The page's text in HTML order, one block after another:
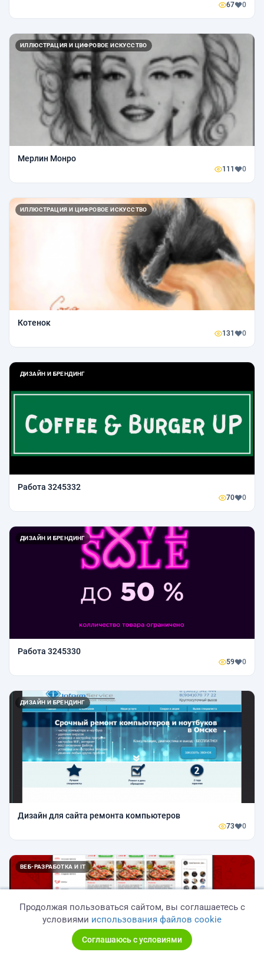
67 0
ИЛЛЮСТРАЦИЯ И ЦИФРОВОЕ ИСКУССТВО
Мерлин Монро
111 0
ИЛЛЮСТРАЦИЯ И ЦИФРОВОЕ ИСКУССТВО
Котенок
131 0
ДИЗАЙН И БРЕНДИНГ
Работа 3245332
70 0
ДИЗАЙН И БРЕНДИНГ
Работа 3245330
59 0
ДИЗАЙН И БРЕНДИНГ
Дизайн для сайта ремонта компьютеров
73 0
ВЕБ-РАЗРАБОТКА И IT
Продолжая пользоваться сайтом, вы соглашаетесь с
условиями использования файлов cookie
Соглашаюсь с условиями